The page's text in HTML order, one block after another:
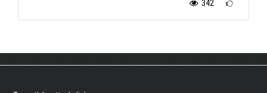
342